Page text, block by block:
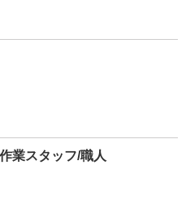
業スタッフ/職人